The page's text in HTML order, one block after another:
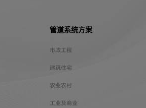
管道系统方案
市政工程
建筑住宅
农业农村
工业及商业